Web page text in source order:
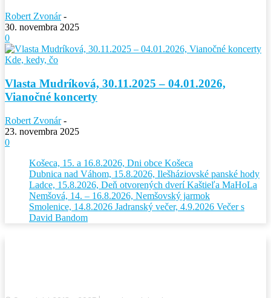
Robert Zvonár -
30. novembra 2025
0
Kde, kedy, čo
Vlasta Mudríková, 30.11.2025 – 04.01.2026,
Vianočné koncerty
Robert Zvonár -
23. novembra 2025
0
Košeca, 15. a 16.8.2026, Dni obce Košeca
Dubnica nad Váhom, 15.8.2026, Ilešháziovské panské hody
Ladce, 15.8.2026, Deň otvorených dverí Kaštieľa MaHoLa
Nemšová, 14. – 16.8.2026, Nemšovský jarmok
Smolenice, 14.8.2026 Jadranský večer, 4.9.2026 Večer s
David Bandom